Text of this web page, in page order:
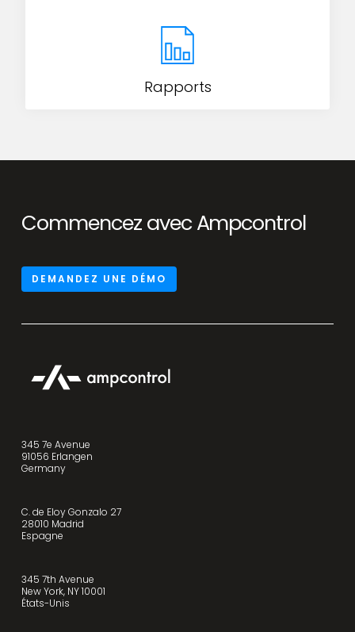
Rapports
Commencez avec Ampcontrol
DEMANDEZ UNE DÉMO
345 7e Avenue
91056 Erlangen
Germany
C. de Eloy Gonzalo 27
28010 Madrid
Espagne
345 7th Avenue
New York, NY 10001
États-Unis